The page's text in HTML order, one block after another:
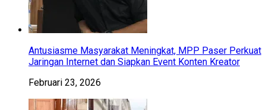
Antusiasme Masyarakat Meningkat, MPP Paser Perkuat
Jaringan Internet dan Siapkan Event Konten Kreator
Februari 23, 2026